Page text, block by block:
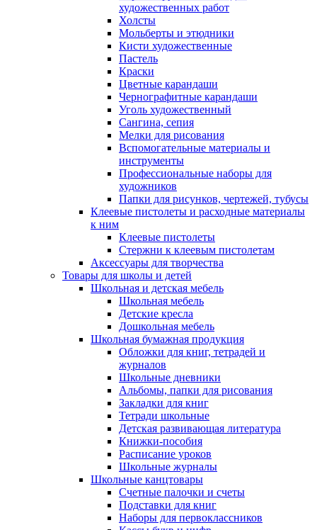
художественных работ
Холсты
Мольберты и этюдники
Кисти художественные
Пастель
Краски
Цветные карандаши
Чернографитные карандаши
Уголь художественный
Сангина, сепия
Мелки для рисования
Вспомогательные материалы и
инструменты
Профессиональные наборы для
художников
Папки для рисунков, чертежей, тубусы
Клеевые пистолеты и расходные материалы
к ним
Клеевые пистолеты
Стержни к клеевым пистолетам
Аксессуары для творчества
Товары для школы и детей
Школьная и детская мебель
Школьная мебель
Детские кресла
Дошкольная мебель
Школьная бумажная продукция
Обложки для книг, тетрадей и
журналов
Школьные дневники
Альбомы, папки для рисования
Закладки для книг
Тетради школьные
Детская развивающая литература
Книжки-пособия
Расписание уроков
Школьные журналы
Школьные канцтовары
Счетные палочки и счеты
Подставки для книг
Наборы для первоклассников